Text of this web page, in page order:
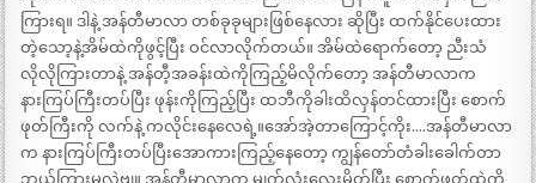
ကြားရ။ ဒါနဲ့ အန်တီမာလာ တစ်ခုခုများဖြစ်နေလား ဆိုပြီး ထက်နိုင်ပေးထား
တဲ့သော့နဲ့အိမ်ထဲကိုဖွင့်ပြီး ဝင်လာလိုက်တယ်။ အိမ်ထဲရောက်တော့ ညီးသံ
လိုလိုကြားတာနဲ့ အန်တီ့အခန်းထဲကိုကြည့်မိလိုက်တော့ အန်တီမာလာက
နားကြပ်ကြီးတပ်ပြီး ဖုန်းကိုကြည့်ပြီး ထဘီကိုခါးထိလှန်တင်ထားပြီး စောက်
ဖုတ်ကြီးကို လက်နဲ့ ကလိုင်းနေလေရဲ့။အော်အဲ့တာကြောင့်ကိုး….အန်တီမာလာ
က နားကြပ်ကြီးတပ်ပြီးအောကားကြည့်နေတော့ ကျွန်တော်တံခါးခေါက်တာ
ဘယ်ကြားမလဲဗျ။ အန်တီမာလာက မျက်လုံးလေးမှိတ်ပြီး စောက်ဖုတ်ထဲကို